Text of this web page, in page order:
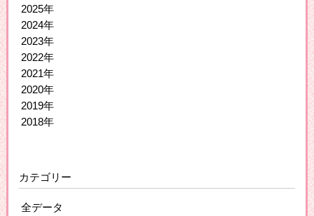
2025年
2024年
2023年
2022年
2021年
2020年
2019年
2018年
カテゴリー
全データ